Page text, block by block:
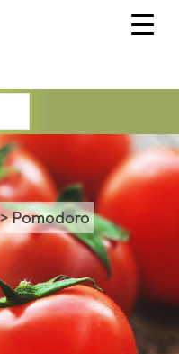
>Pomodoro